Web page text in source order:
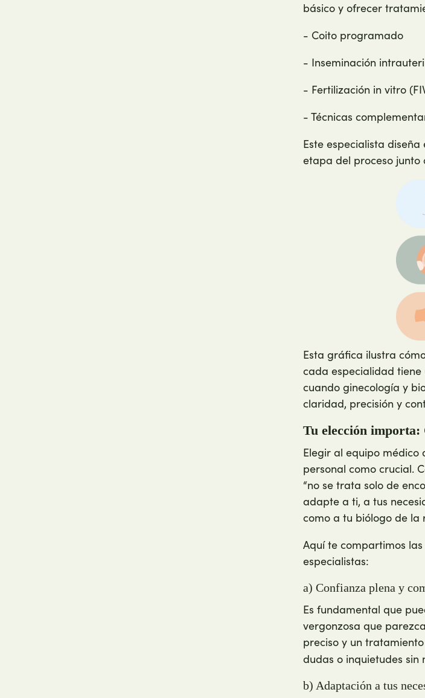
básico y ofrecer
- Coito programado
- Inseminación
- Fertilización in vitro
- Técnicas
Este especialista
etapa del proceso
Esta gráfica ilustra
cada especialidad
cuando ginecología y
claridad, precisión y
Tu elección importa:
Elegir al equipo
personal como crucial.
“no se trata solo de
adapte a ti, a tus
como a tu biólogo de la
Aquí te compartimos
especialistas:
a) Confianza plena y
Es fundamental que
vergonzosa que
preciso y un
dudas o inquietudes sin
b) Adaptación a tus